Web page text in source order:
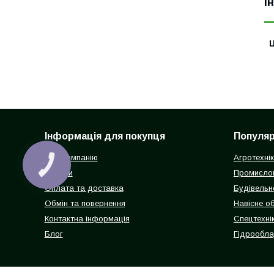
Інформація для покупця
Про компанію
Відгуки
Оплата та доставка
Обмін та повернення
Контактна інформація
Блог
Навісне
КНОПКА
ЗВ'ЯЗКУ